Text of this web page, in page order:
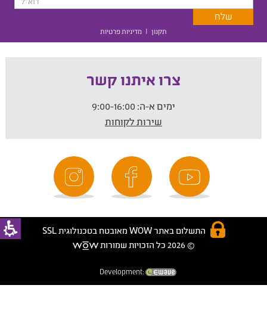
תקנון | מדיניות פרטיות
צרו איתנו קשר
ימים א-ה:
שירות לקוחות
התשלום באתר WOW מאובטח בטכנולוגית SSL
© 2026 כל הזכויות שמורות
Development: